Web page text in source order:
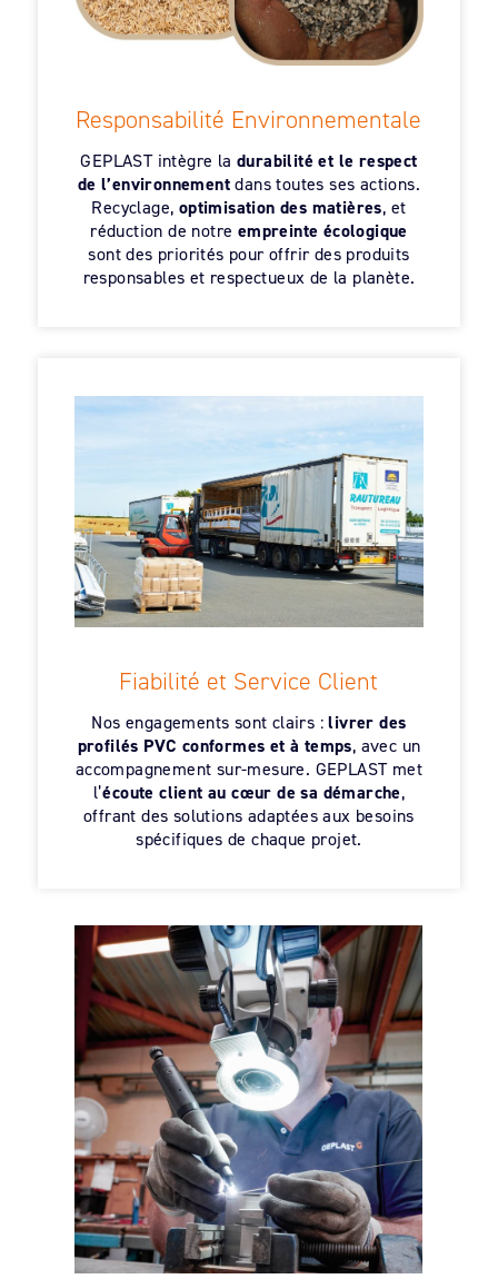
Responsabilité Environnementale
GEPLAST intègre la durabilité et le respect
de l’environnementdans toutes ses actions.
Recyclage, optimisation des matières, et
réduction de notre empreinte écologique
sont des priorités pour offrir des produits
responsables et respectueux de la planète.
Fiabilité et Service Client
Nos engagements sont clairs :livrer des
profilés PVC conformes et à temps, avec un
accompagnement sur-mesure. GEPLAST met
l’écoute client au cœur de sa démarche,
offrant des solutions adaptées aux besoins
spécifiques de chaque projet.